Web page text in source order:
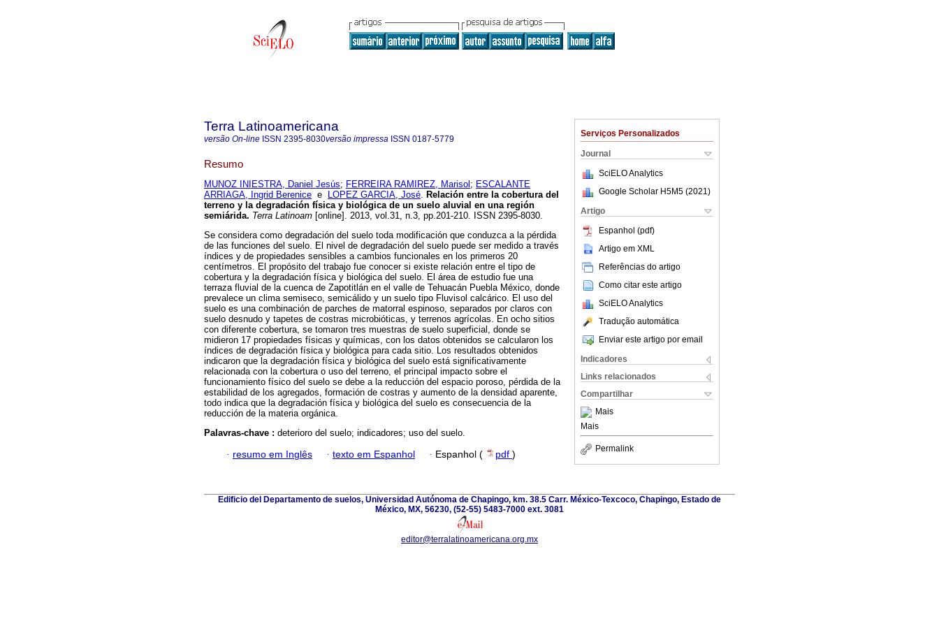
Serviços Personalizados
Journal
SciELO Analytics
Google Scholar H5M5 (2021 )
Artigo
Espanhol (pdf)
Artigo em XML
Referências do artigo
Como citar este artigo
SciELO Analytics
Tradução automática
Enviar este artigo por email
Indicadores
Links relacionados
Compartilhar
Mais
Mais
Permalink
Terra Latinoamericana
versão On-line ISSN 2395-8030versão impressa ISSN 0187-5779
Resumo
MUNOZ INIESTRA, Daniel Jesús; FERREIRA RAMIREZ, Marisol ; ESCALANTE
ARRIAGA, Ingrid Berenice e LOPEZ GARCIA, José. Relación entre la cobertura del
terreno y la degradación física y biológica de un suelo aluvial en una región
semiárida. Terra Latinoam [online]. 2013, vol.31, n.3, pp.201-210. ISSN 2395-8030.
Se considera como degradación del suelo toda modificación que conduzca a la pérdida
de las funciones del suelo. El nivel de degradación del suelo puede ser medido a través
índices y de propiedades sensibles a cambios funcionales en los primeros 20
centímetros. El propósito del trabajo fue conocer si existe relación entre el tipo de
cobertura y la degradación física y biológica del suelo. El área de estudio fue una
terraza fluvial de la cuenca de Zapotitlán en el valle de Tehuacán Puebla México, donde
prevalece un clima semiseco, semicálido y un suelo tipo Fluvisol calcárico. El uso del
suelo es una combinación de parches de matorral espinoso, separados por claros con
suelo desnudo y tapetes de costras microbióticas, y terrenos agrícolas. En ocho sitios
con diferente cobertura, se tomaron tres muestras de suelo superficial, donde se
midieron 17 propiedades físicas y químicas, con los datos obtenidos se calcularon los
índices de degradación física y biológica para cada sitio. Los resultados obtenidos
indicaron que la degradación física y biológica del suelo está significativamente
relacionada con la cobertura o uso del terreno, el principal impacto sobre el
funcionamiento físico del suelo se debe a la reducción del espacio poroso, pérdida de la
estabilidad de los agregados, formación de costras y aumento de la densidad aparente,
todo indica que la degradación física y biológica del suelo es consecuencia de la
reducción de la materia orgánica.
Palavras-chave : deterioro del suelo; indicadores; uso del suelo.
· resumo em Inglês · texto em Espanhol · Espanhol ( pdf )
Edificio del Departamento de suelos, Universidad Autónoma de Chapingo, km. 38.5 Carr. México-Texcoco, Chapingo, Estado de
México, MX, 56230, (52-55) 5483-7000 ext. 3081
editor@terralatinoamericana.org.mx